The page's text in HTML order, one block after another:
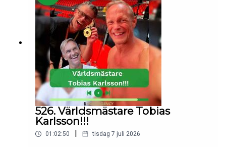
Gabriel produceras av Poddagency
526. Världsmästare Tobias
Karlsson!!!
01:02:50 tisdag 7 juli 2026